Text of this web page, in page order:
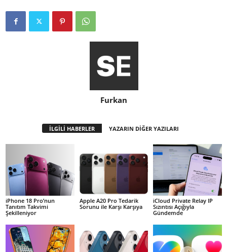
Furkan
İLGİLİ HABERLER YAZARIN DİĞER YAZILARI
iPhone 18 Pro’nun
Tanıtım Takvimi
Şekilleniyor
Apple A20 Pro Tedarik
Sorunu ile Karşı Karşıya
iCloud Private Relay IP
Sızıntısı Açığıyla
Gündemde